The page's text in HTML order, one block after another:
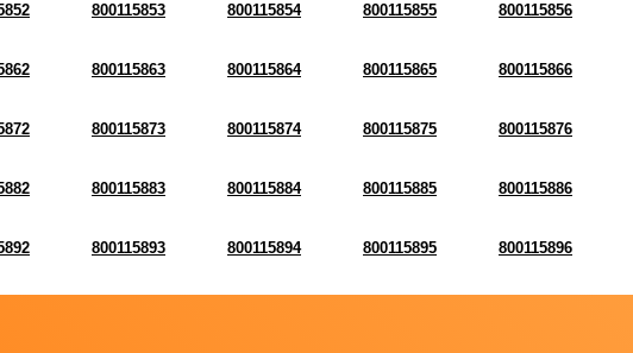
800115853 800115854 800115855 800115856
800115863 800115864 800115865 800115866
800115873 800115874 800115875 800115876
800115883 800115884 800115885 800115886
800115893 800115894 800115895 800115896